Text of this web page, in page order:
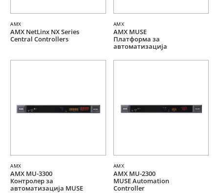
AMX
AMX NetLinx NX Series
Central Controllers
AMX
AMX MUSE
Платформа за
автоматизација
AMX
AMX MU-3300
Контролер за
автоматизација MUSE
AMX
AMX MU-2300
MUSE Automation
Controller